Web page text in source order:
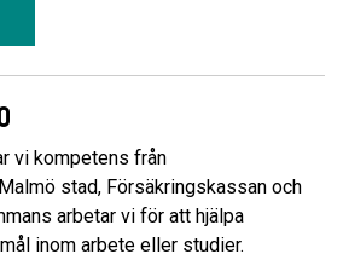
vi kompetens från
stad, Försäkringskassan och
arbetar vi för att hjälpa
inom arbete eller studier.